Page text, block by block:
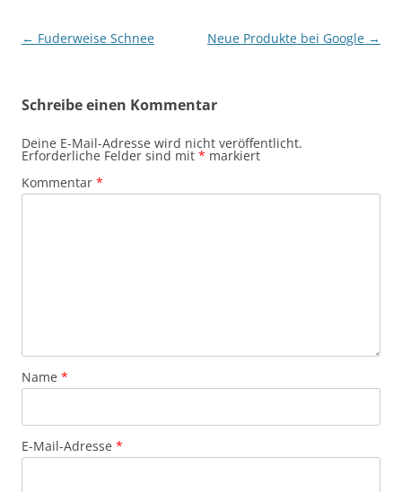
Beitragsnavigation
← Fuderweise Schnee Neue Produkte bei Google →
Schreibe einen Kommentar
Deine E-Mail-Adresse wird nicht veröffentlicht.
Erforderliche Felder sind mit * markiert
Kommentar *
Name *
E-Mail-Adresse *